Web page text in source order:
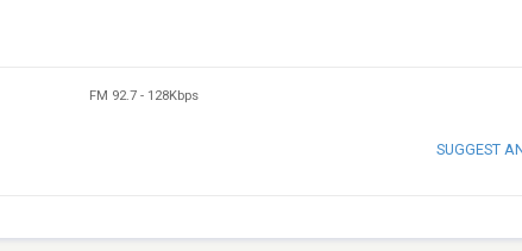
FM 92.7 - 128Kbps
SUGGEST